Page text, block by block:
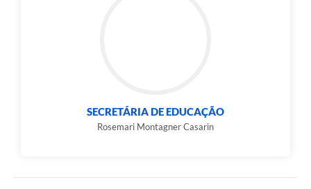
SECRETÁRIA DE EDUCAÇÃO
Rosemari Montagner Casarin